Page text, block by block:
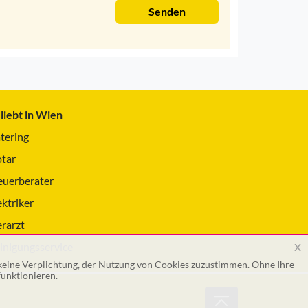
Senden
in Wien
Verplichtung, der Nutzung von Cookies zuzustimmen. Ohne Ihre
x